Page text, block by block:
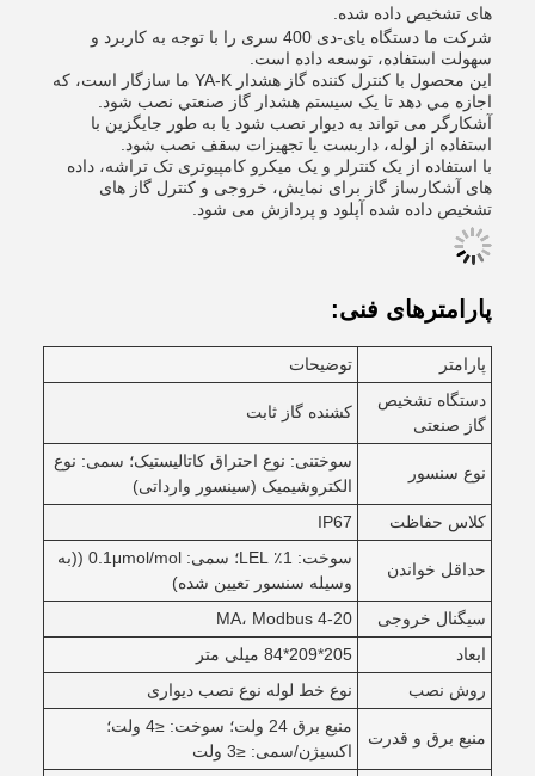
های تشخیص داده شده.
شرکت ما دستگاه یای-دی 400 سری را با توجه به کاربرد و
سهولت استفاده، توسعه داده است.
اين محصول با کنترل کننده گاز هشدار YA-K ما سازگار است، که
اجازه مي دهد تا يک سيستم هشدار گاز صنعتي نصب شود.
آشکارگر می تواند به دیوار نصب شود یا به طور جایگزین با
استفاده از لوله، داربست یا تجهیزات سقف نصب شود.
با استفاده از یک کنترلر و یک میکرو کامپیوتری تک تراشه، داده
های آشکارساز گاز برای نمایش، خروجی و کنترل گاز های
تشخیص داده شده آپلود و پردازش می شود.
پارامترهای فنی:
پارامتر
توضیحات
دستگاه تشخیص
گاز صنعتی
کشنده گاز ثابت
نوع سنسور
سوختنی: نوع احتراق کاتالیستیک؛ سمی: نوع
الکتروشیمیک (سینسور وارداتی)
کلاس حفاظت
IP67
حداقل خواندن
سوخت: 1٪ LEL؛ سمی: 0.1μmol/mol ((به
وسیله سنسور تعیین شده)
سیگنال خروجی
4-20 MA، Modbus
ابعاد
205*209*84 میلی متر
روش نصب
نوع خط لوله نوع نصب دیواری
منبع برق و قدرت
منبع برق 24 ولت؛ سوخت: ≤4 ولت؛
اکسیژن/سمی: ≤3 ولت